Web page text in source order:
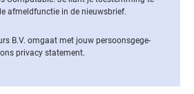
af­meld­func­tie in de nieuwsbrief.
B.V. omgaat met jouw per­soons­ge­ge­
privacy statement.